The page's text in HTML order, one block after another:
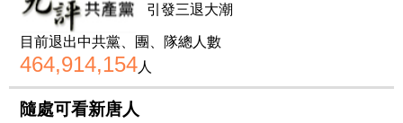
引發三退大潮
目前退出中共黨、團、隊總人數
464,914,154人
隨處可看新唐人